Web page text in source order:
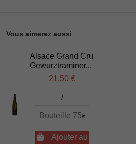
Vous aimerez aussi
Alsace Grand Cru
Gewurztraminer...
21,50 €
/
Ajouter au